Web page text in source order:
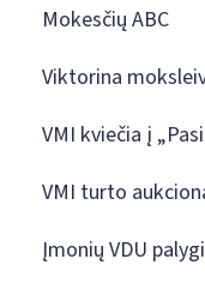
Mokesčių ABC
Viktorina
VMI kviečia į
VMI turto
Įmonių VDU